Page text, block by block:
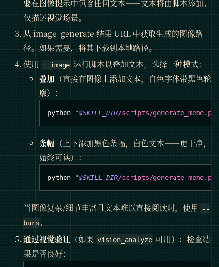
要在图像提示中包含任何文本——文本将由脚本添加。
仅描述视觉场景。
从 image_generate 结果 URL 中获取生成的图像路
径。如果需要，将其下载到本地路径。
使用
--image 运行脚本以叠加文本，选择一种模式：
叠加 （直接在图像上添加文本，白色字体带黑色轮
廓）：
python "$SKILL_DIR/scripts/generate_meme.py"
条幅 （上下添加黑色条幅，白色文本——更干净，
始终可读）：
python "$SKILL_DIR/scripts/generate_meme.py"
当图像复杂/细节丰富且文本难以直接阅读时，使用
--
bars 。
通过视觉验证 （如果 vision_analyze 可用）：检查结
果是否良好：